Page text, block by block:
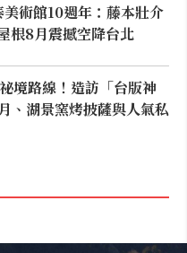
術館10週年：藤本壯介
根8月震撼空降台北
境路線！造訪「台版神
、湖景窯烤披薩與人氣私